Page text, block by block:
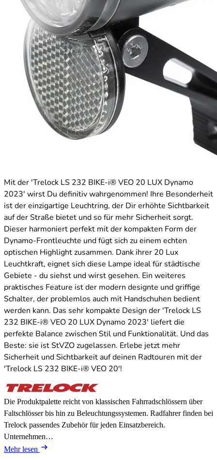
Mit der 'Trelock LS 232 BIKE-i® VEO 20 LUX Dynamo
2023' wirst Du definitiv wahrgenommen! Ihre Besonderheit
ist der einzigartige Leuchtring, der Dir erhöhte Sichtbarkeit
auf der Straße bietet und so für mehr Sicherheit sorgt.
Dieser harmoniert perfekt mit der kompakten Form der
Dynamo-Frontleuchte und fügt sich zu einem echten
optischen Highlight zusammen. Dank ihrer 20 Lux
Leuchtkraft, eignet sich diese Lampe ideal für städtische
Gebiete - du siehst und wirst gesehen. Ein weiteres
praktisches Feature ist der modern designte und griffige
Schalter, der problemlos auch mit Handschuhen bedient
werden kann. Das sehr kompakte Design der 'Trelock LS
232 BIKE-i® VEO 20 LUX Dynamo 2023' liefert die
perfekte Balance zwischen Stil und Funktionalität. Und das
Beste: sie ist StVZO zugelassen. Erlebe jetzt mehr
Sicherheit und Sichtbarkeit auf deinen Radtouren mit der
'Trelock LS 232 BIKE-i® VEO 20'!
Die Produktpalette reicht von klassischen Fahrradschlössern über
Faltschlösser bis hin zu Beleuchtungssystemen. Radfahrer finden bei
Trelock passendes Zubehör für jeden Einsatzbereich.
Unternehmen…
Mehr lesen